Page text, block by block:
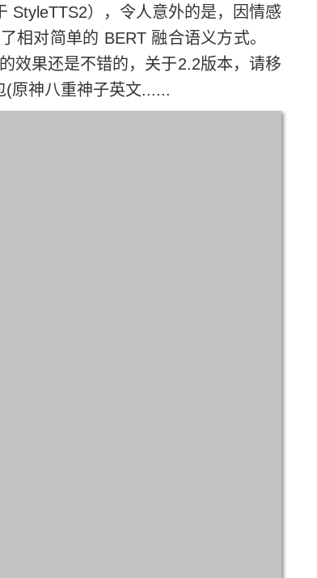
StyleTTS2），令人意外的是，因情感
相对简单的 BERT 融合语义方式。
效果还是不错的，关于2.2版本，请移
(原神八重神子英文......